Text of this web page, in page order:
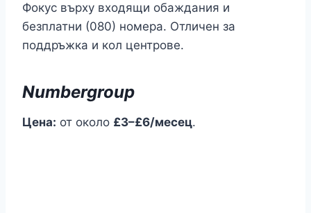
Фокус върху входящи обаждания и
безплатни (080) номера. Отличен за
поддръжка и кол центрове.
Numbergroup
Цена: от около £3–£6/месец.